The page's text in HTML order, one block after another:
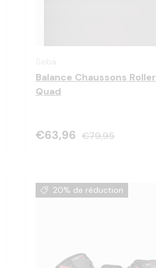
Balance Chaussons Roller
Quad
€63,96 €79,95
20% de réduction